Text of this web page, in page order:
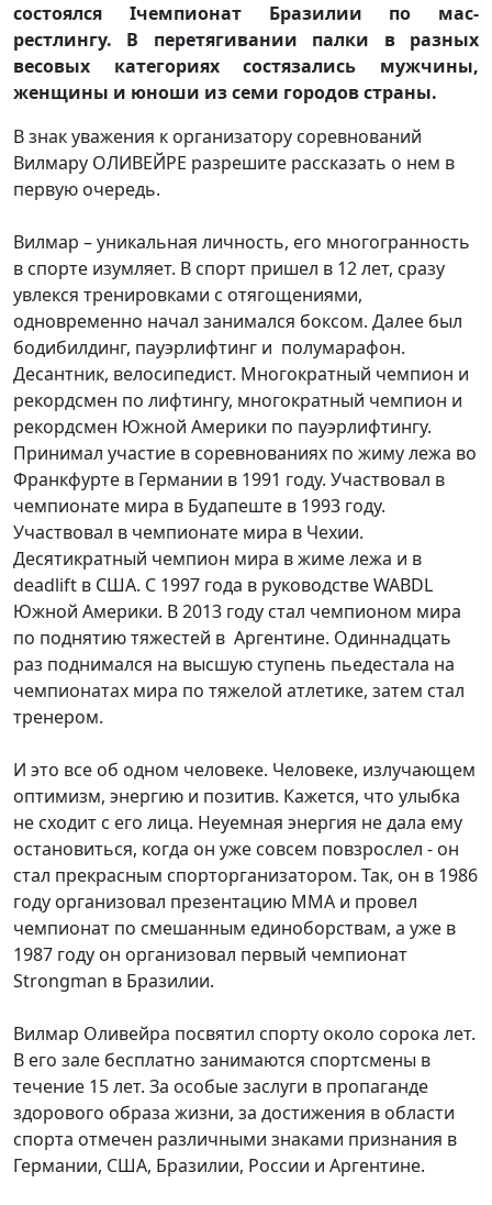
состоялся Iчемпионат Бразилии по мас-
рестлингу. В перетягивании палки в разных
весовых категориях состязались мужчины,
женщины и юноши из семи городов страны.
В знак уважения к организатору соревнований
Вилмару ОЛИВЕЙРЕ разрешите рассказать о нем в
первую очередь.
Вилмар – уникальная личность, его многогранность
в спорте изумляет. В спорт пришел в 12 лет, сразу
увлекся тренировками с отягощениями,
одновременно начал занимался боксом. Далее был
бодибилдинг, пауэрлифтинг и полумарафон.
Десантник, велосипедист. Многократный чемпион и
рекордсмен по лифтингу, многократный чемпион и
рекордсмен Южной Америки по пауэрлифтингу.
Принимал участие в соревнованиях по жиму лежа во
Франкфурте в Германии в 1991 году. Участвовал в
чемпионате мира в Будапеште в 1993 году.
Участвовал в чемпионате мира в Чехии.
Десятикратный чемпион мира в жиме лежа и в
deadlift в США. С 1997 года в руководстве WABDL
Южной Америки. В 2013 году стал чемпионом мира
по поднятию тяжестей в Аргентине. Одиннадцать
раз поднимался на высшую ступень пьедестала на
чемпионатах мира по тяжелой атлетике, затем стал
тренером.
И это все об одном человеке. Человеке, излучающем
оптимизм, энергию и позитив. Кажется, что улыбка
не сходит с его лица. Неуемная энергия не дала ему
остановиться, когда он уже совсем повзрослел - он
стал прекрасным спорторганизатором. Так, он в 1986
году организовал презентацию ММА и провел
чемпионат по смешанным единоборствам, а уже в
1987 году он организовал первый чемпионат
Strongman в Бразилии.
Вилмар Оливейра посвятил спорту около сорока лет.
В его зале бесплатно занимаются спортсмены в
течение 15 лет. За особые заслуги в пропаганде
здорового образа жизни, за достижения в области
спорта отмечен различными знаками признания в
Германии, США, Бразилии, России и Аргентине.